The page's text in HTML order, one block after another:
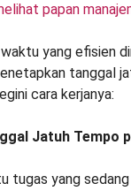
papan
yang efisien
tanggal
cara kerjanya:
Jatuh Tempo
tugas yang sedang